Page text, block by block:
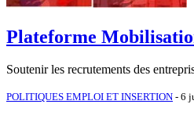
Plateforme
Soutenir les recrutements des
POLITIQUES EMPLOI ET INSERTION - 6